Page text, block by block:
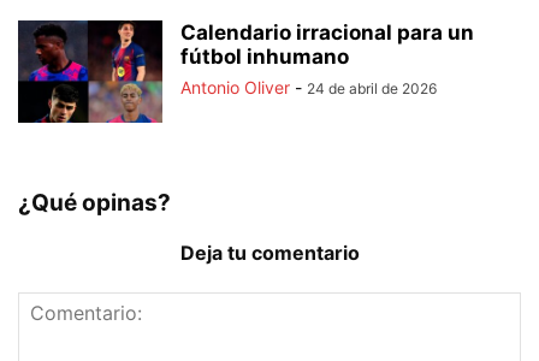
Calendario irracional para un
fútbol inhumano
Antonio Oliver - 24 de abril de 2026
¿Qué opinas?
Deja tu comentario